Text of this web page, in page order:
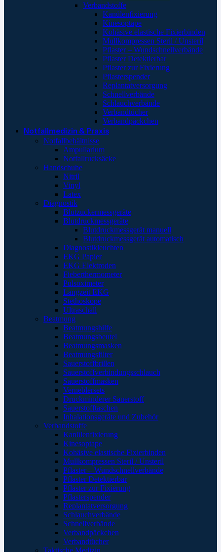
Verbandstoffe
Kanülenfixierung
Kinesoptape
Kohäsive elastische Fixierbinden
Mullkompressen Steril / Unsteril
Pflaster – Wundschnellverbände
Pflaster Detektierbar
Pflaster zur Fixierung
Pflasterspender
Replantatversorgung
Schnellverbände
Schlauchverbände
Verbandtücher
Verbandpäckchen
Notfallmedizin & Praxis
Notfallbehältnisse
Ampullarium
Notfallrucksäcke
Handschuhe
Nitril
Vinyl
Latex
Diagnostik
Blutzuckermessgeräte
Blutdruckmessgeräte
Blutdruckmessgerät manuell
Blutdruckmessgerät automatisch
Diagnostikleuchten
EKG Papier
EKG Elektroden
Fieberthermometer
Pulsoximeter
Langzeit EKG
Stethoskope
Ultraschall
Beatmung
Beatmungshilfe
Beatmungsbeutel
Beatmungsmasken
Beatmungsfilter
Sauerstoffbrillen
Sauerstoffverbindungsschlauch
Sauerstoffmasken
Verneblersets
Druckminderer Sauerstoff
Sauerstofftaschen
Inhalationsgeräte und Zubehör
Verbandstoffe
Kanülenfixierung
Kinesoptape
Kohäsive elastische Fixierbinden
Mullkompressen Steril / Unsteril
Pflaster – Wundschnellverbände
Pflaster Detektierbar
Pflaster zur Fixierung
Pflasterspender
Replantatversorgung
Schlauchverbände
Schnellverbände
Verbandpäckchen
Verbandtücher
Taktische Medizin